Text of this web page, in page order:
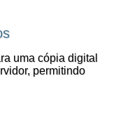
uma cópia digital
permitindo